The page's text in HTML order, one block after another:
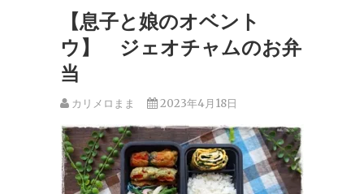
【息子と娘のオベント
ウ】 ジェオチャムのお弁
当
カリメロまま 2023年4月18日